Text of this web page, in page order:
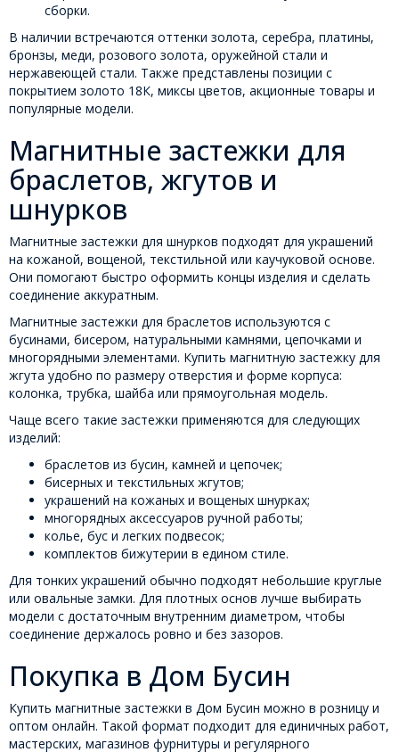
сборки.
В наличии встречаются оттенки золота, серебра, платины,
бронзы, меди, розового золота, оружейной стали и
нержавеющей стали. Также представлены позиции с
покрытием золото 18К, миксы цветов, акционные товары и
популярные модели.
Магнитные застежки для
браслетов, жгутов и
шнурков
Магнитные застежки для шнурков подходят для украшений
на кожаной, вощеной, текстильной или каучуковой основе.
Они помогают быстро оформить концы изделия и сделать
соединение аккуратным.
Магнитные застежки для браслетов используются с
бусинами, бисером, натуральными камнями, цепочками и
многорядными элементами. Купить магнитную застежку для
жгута удобно по размеру отверстия и форме корпуса:
колонка, трубка, шайба или прямоугольная модель.
Чаще всего такие застежки применяются для следующих
изделий:
браслетов из бусин, камней и цепочек;
бисерных и текстильных жгутов;
украшений на кожаных и вощеных шнурках;
многорядных аксессуаров ручной работы;
колье, бус и легких подвесок;
комплектов бижутерии в едином стиле.
Для тонких украшений обычно подходят небольшие круглые
или овальные замки. Для плотных основ лучше выбирать
модели с достаточным внутренним диаметром, чтобы
соединение держалось ровно и без зазоров.
Покупка в Дом Бусин
Купить магнитные застежки в Дом Бусин можно в розницу и
оптом онлайн. Такой формат подходит для единичных работ,
мастерских, магазинов фурнитуры и регулярного